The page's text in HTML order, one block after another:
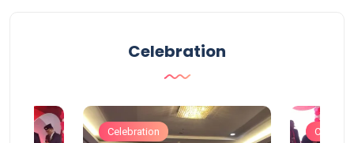
Celebration
Celebration